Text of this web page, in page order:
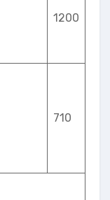
1200
710